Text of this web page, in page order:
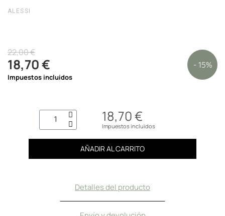
ALESSI
22,00 €
18,70 € - 15%
Impuestos incluidos
18,70 €
Impuestos incluidos
AÑADIR AL CARRITO
Detalles del producto